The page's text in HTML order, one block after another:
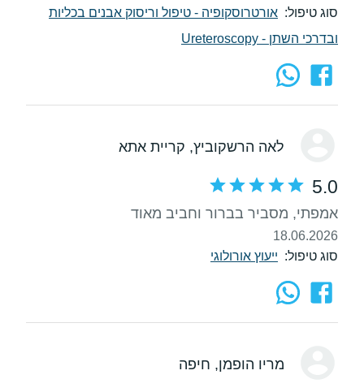
סוג טיפול: אורטרוסקופיה - טיפול וריסוק אבנים בכליות
ובדרכי השתן - Ureteroscopy
לאה הרשקוביץ, קריית אתא
5.0
אמפתי, מסביר בברור וחביב מאוד
18.06.2026
סוג טיפול: ייעוץ אורולוגי
מריו הופמן, חיפה